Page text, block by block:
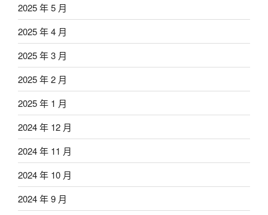
2025 年 5 月
2025 年 4 月
2025 年 3 月
2025 年 2 月
2025 年 1 月
2024 年 12 月
2024 年 11 月
2024 年 10 月
2024 年 9 月